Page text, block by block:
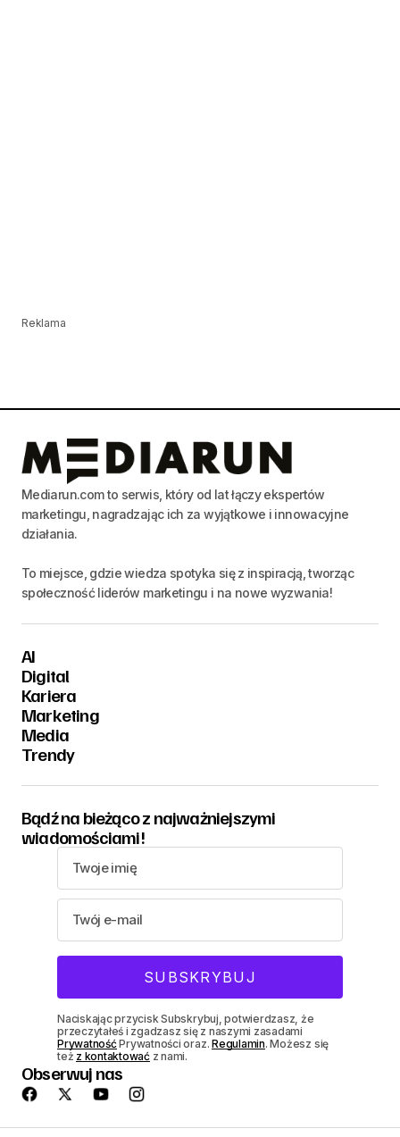
Reklama
Mediarun.com to serwis, który od lat łączy ekspertów
marketingu, nagradzając ich za wyjątkowe i innowacyjne
działania.
To miejsce, gdzie wiedza spotyka się z inspiracją, tworząc
społeczność liderów marketingu i na nowe wyzwania!
AI
Digital
Kariera
Marketing
Media
Trendy
Bądź na bieżąco z najważniejszymi
wiadomościami!
Naciskając przycisk Subskrybuj, potwierdzasz, że
przeczytałeś i zgadzasz się z naszymi zasadami
PrywatnośćPrywatności oraz.Regulamin. Możesz się
też z kontaktowaćz nami.
Obserwuj nas